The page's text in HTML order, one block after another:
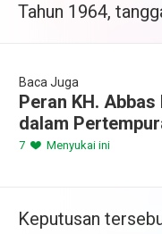
Tahun 1964,
Baca Juga
Peran KH.
dalam
November 1945
7 Menyukai ini
Keputusan